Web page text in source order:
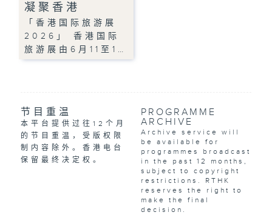
凝聚香港
「香港国际旅游展
2026」 香港国际
旅游展由6月11至1…
节目重温
本平台提供过往12个月
的节目重温，受版权限
制内容除外。香港电台
保留最终决定权。
PROGRAMME
ARCHIVE
Archive service will
be available for
programmes broadcast
in the past 12 months,
subject to copyright
restrictions. RTHK
reserves the right to
make the final
decision.